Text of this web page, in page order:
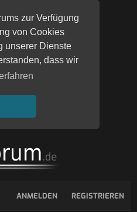
zur Verfügung
von Cookies
unserer Dienste
dass wir
ANMELDEN REGISTRIEREN